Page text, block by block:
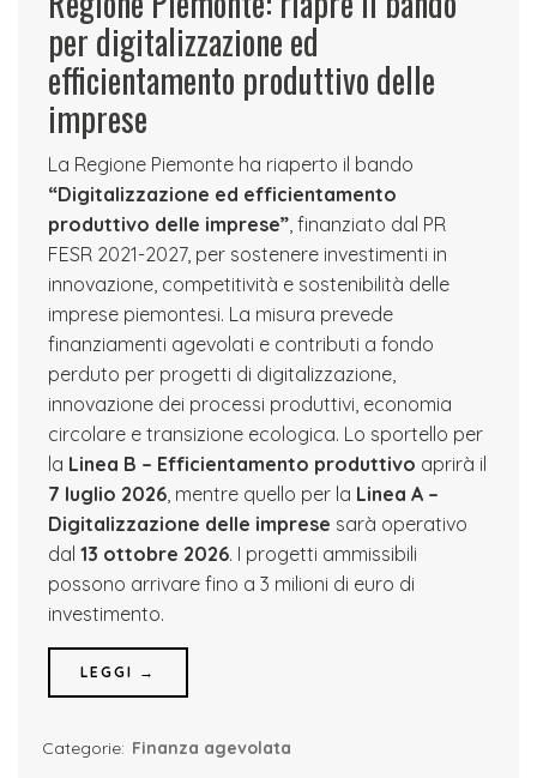
per digitalizzazione ed
efficientamento produttivo delle
imprese
La Regione Piemonte ha riaperto il bando
“Digitalizzazione ed efficientamento
produttivo delle imprese”, finanziato dal PR
FESR 2021-2027, per sostenere investimenti in
innovazione, competitività e sostenibilità delle
imprese piemontesi. La misura prevede
finanziamenti agevolati e contributi a fondo
perduto per progetti di digitalizzazione,
innovazione dei processi produttivi, economia
circolare e transizione ecologica. Lo sportello per
la Linea B – Efficientamento produttivo aprirà il
7 luglio 2026, mentre quello per la Linea A –
Digitalizzazione delle imprese sarà operativo
dal 13 ottobre 2026. I progetti ammissibili
possono arrivare fino a 3 milioni di euro di
investimento.
LEGGI →
Categorie: Finanza agevolata